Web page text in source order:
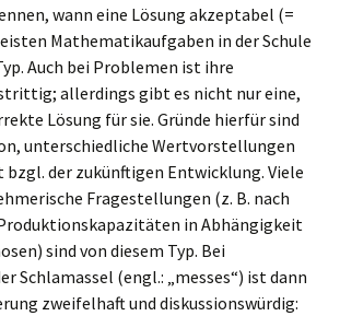
wann eine Lösung akzeptabel (=
Mathematikaufgaben in der Schule
Auch bei Problemen ist ihre
allerdings gibt es nicht nur eine,
Lösung für sie. Gründe hierfür sind
unterschiedliche Wertvorstellungen
bzgl. der zukünftigen Entwicklung. Viele
Fragestellungen (z. B. nach
in Abhängigkeit
sind von diesem Typ. Bei
Schlamassel (engl.: „messes“) ist dann
zweifelhaft und diskussionswürdig: